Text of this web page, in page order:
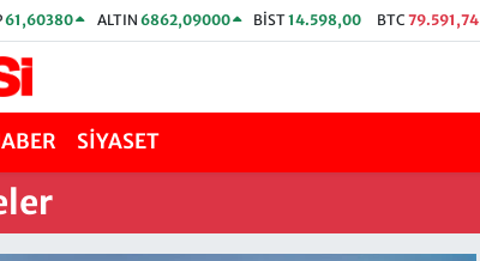
61,60380 ALTIN 6862,09000 BİST14.598,00 BTC 79.591,74
SİYASET